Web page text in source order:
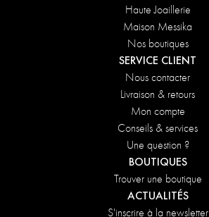
Haute Joaillerie
Maison Messika
Nos boutiques
SERVICE CLIENT
Nous contacter
Livraison & retours
Mon compte
Conseils & services
Une question ?
BOUTIQUES
Trouver une boutique
ACTUALITÉS
S'inscrire à la newsletter